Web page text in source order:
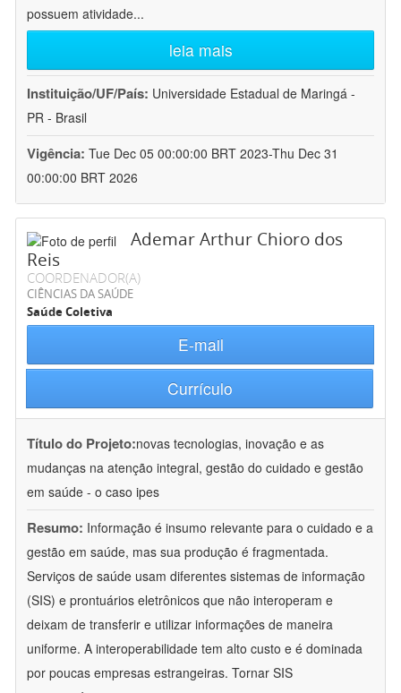
possuem atividade...
leia mais
Instituição/UF/País: Universidade Estadual de Maringá -
PR - Brasil
Vigência: Tue Dec 05 00:00:00 BRT 2023-Thu Dec 31
00:00:00 BRT 2026
Ademar Arthur Chioro dos
Reis
COORDENADOR(A)
CIÊNCIAS DA SAÚDE
Saúde Coletiva
E-mail
Currículo
Título do Projeto:novas tecnologias, inovação e as
mudanças na atenção integral, gestão do cuidado e gestão
em saúde - o caso ipes
Resumo: Informação é insumo relevante para o cuidado e a
gestão em saúde, mas sua produção é fragmentada.
Serviços de saúde usam diferentes sistemas de informação
(SIS) e prontuários eletrônicos que não interoperam e
deixam de transferir e utilizar informações de maneira
uniforme. A interoperabilidade tem alto custo e é dominada
por poucas empresas estrangeiras. Tornar SIS